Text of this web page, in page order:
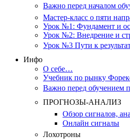
Важно перед началом
Мастер-класс о пяти
Урок №1: Фундамент и
Урок №2: Внедрение и
Урок №3 Пути к
Инфо
О себе…
Учебник по рынку
Важно перед обучением
ПРОГНОЗЫ-АНАЛИЗ
Обзор сигналов,
Онлайн сигналы
Лохотроны